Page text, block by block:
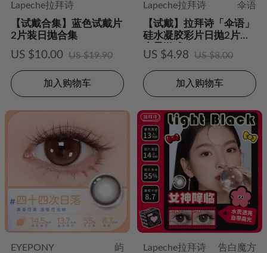
Lapeche拉拜诗
【试戴合集】蓝色试戴片
2片装日抛合集
US $10.00 US $19.90
加入购物车
Lapeche拉拜诗
伞语
【试戴】拉拜诗「伞语」
硅水凝胶彩片日抛2片装-
光晕游戏
US $4.98 US $8.00
加入购物车
EYEPONY
屿
Lapeche拉拜诗
告白魔方